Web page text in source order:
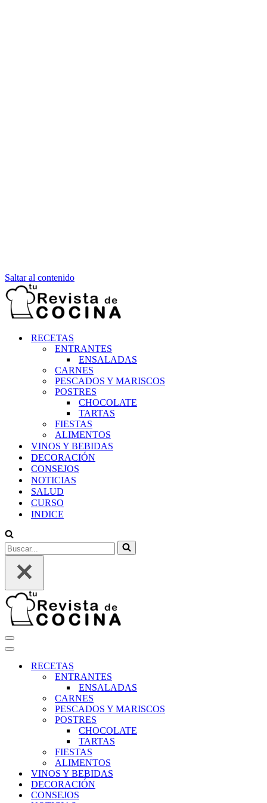
Saltar al contenido
RECETAS
ENTRANTES
ENSALADAS
CARNES
PESCADOS Y MARISCOS
POSTRES
CHOCOLATE
TARTAS
FIESTAS
ALIMENTOS
VINOS Y BEBIDAS
DECORACIÓN
CONSEJOS
NOTICIAS
SALUD
CURSO
INDICE
Buscar...
Menú
de
Menú
navegaciónRECETAS
ENTRANTES
ENSALADAS
CARNES
PESCADOS Y MARISCOS
POSTRES
CHOCOLATE
TARTAS
FIESTAS
ALIMENTOS
VINOS Y BEBIDAS
DECORACIÓN
CONSEJOS